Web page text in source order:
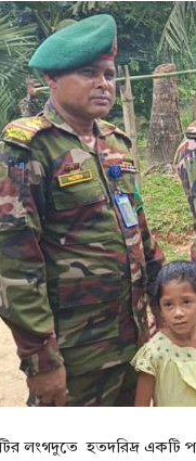
লংগদুতে হতদরিদ্র একটি